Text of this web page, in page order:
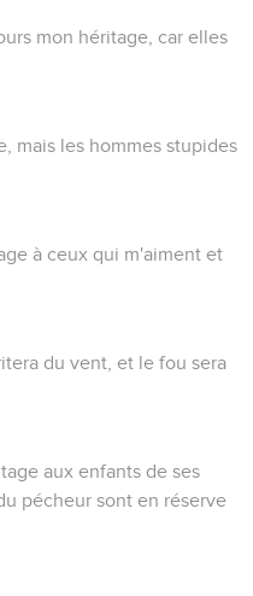
mon héritage, car elles
mais les hommes stupides
à ceux qui m'aiment et
du vent, et le fou sera
aux enfants de ses
pécheur sont en réserve